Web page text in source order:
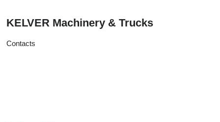
KELVER Machinery & Trucks
Contacts